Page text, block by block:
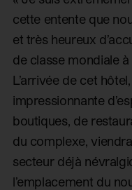
cette entente que
et très heureux
de classe mondiale
L’arrivée de cet
impressionnante
boutiques, de
du complexe,
secteur déjà
l’emplacement du